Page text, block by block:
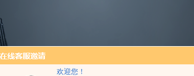
欢迎您！
技术文章